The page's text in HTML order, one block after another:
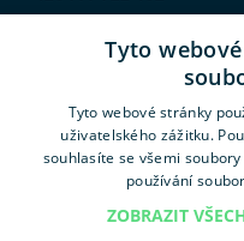
CPIPG
Tyto
Tyto webové stránky
uživatelského zážitku.
souhlasíte se všemi
používání
ZOBRAZIT